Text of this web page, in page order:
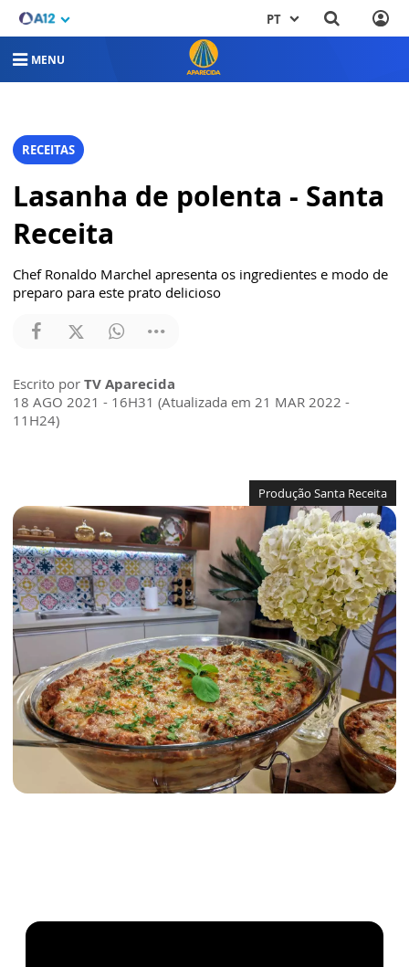
PT
MENU
RECEITAS
Lasanha de polenta - Santa
Receita
Chef Ronaldo Marchel apresenta os ingredientes e modo de
preparo para este prato delicioso
Escrito por TV Aparecida
18 AGO 2021 - 16H31 (Atualizada em 21 MAR 2022 -
11H24)
Produção Santa Receita